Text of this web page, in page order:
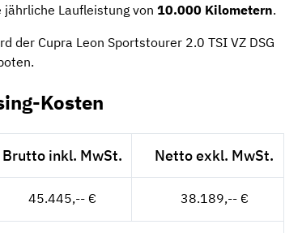
Laufleistung von 10.000 Kilometern.
der Cupra Leon Sportstourer 2.0 TSI VZ DSG
Kosten
Brutto inkl. MwSt. Netto exkl. MwSt.
45.445,-- € 38.189,-- €